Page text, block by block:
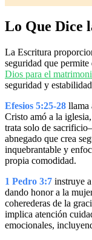
Lo Que Dice
La Escritura
seguridad que
Dios para el
seguridad y
Efesios 5:25-28 llama
Cristo amó a la
trata solo de
abnegado que crea
inquebrantable y
propia comodidad.
1 Pedro 3:7 instruye
dando honor a la
coherederas de la
implica atención
emocionales,